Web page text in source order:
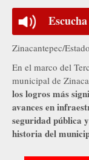
Zinacantepec/
En el marco del
municipal de
los logros más
avances en
seguridad pública
historia del